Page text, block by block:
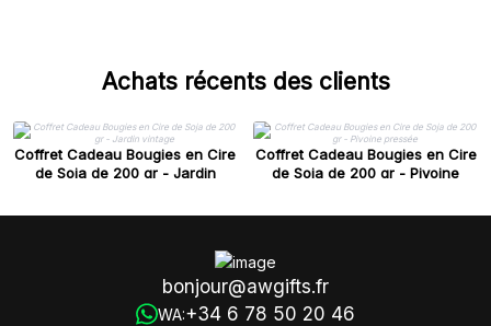
Achats récents des clients
Coffret Cadeau Bougies en Cire
de Soja de 200 gr - Jardin
Coffret Cadeau Bougies en Cire
de Soja de 200 gr - Pivoine
bonjour@awgifts.fr
WA:+34 6 78 50 20 46